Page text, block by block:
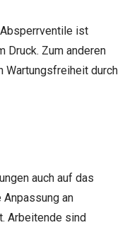
ist
Druck. Zum anderen
Wartungsfreiheit durch
auch auf das
an
Arbeitende sind